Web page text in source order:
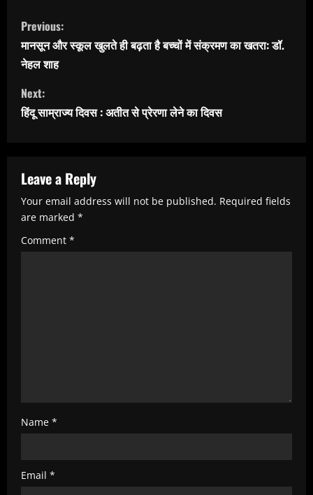
C
o
n
t
i
e
R
e
a
Previous:
मानसून और स्कूल खुलते ही बढ़ता है बच्चों में संक्रमण का खतरा: डॉ.
नेहल शाह
Next:
हिंदू साम्राज्य दिवस : अतीत से प्रेरणा लेने का दिवस
Leave a Reply
Your email address will not be published. Required fields
are marked *
Comment *
Name *
Email *